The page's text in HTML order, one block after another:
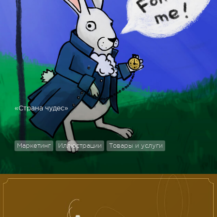
«Страна чудес»
Маркетинг Иллюстрации Товары и услуги